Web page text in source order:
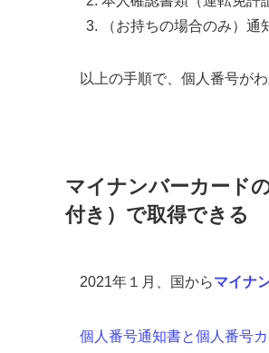
（お持ちの場合のみ）
以上の手順で、個人番号が
マイナンバーカード
付き）で取得できる
2021年１月、国からマイナ
個人番号通知書と個人番号